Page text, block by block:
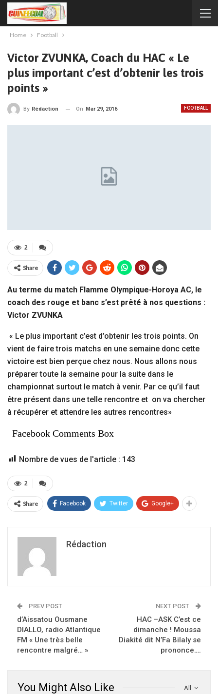
Home Football
Victor ZVUNKA, Coach du HAC « Le
plus important c’est d’obtenir les trois
points »
FOOTBALL
By Rédaction On Mar 29, 2016
2
Share
Au terme du match Flamme Olympique-Horoya AC, le
coach des rouge et banc s’est prêté à nos questions :
Victor ZVUNKA
« Le plus important c’est d’obtenir les trois points. On
vient de faire trois matchs en une semaine donc cette
victoire est bien perçue chez nous. Nous allons nous
préparer toute la semaine pour la suite dans le
championnat surtout le match à venir. Par ce qu’il faut
être présent dans une telle rencontre et on va chercher
à récupérer et attendre les autres rencontres»
Facebook Comments Box
Nombre de vues de l'article : 143
2
Share Facebook Twitter Google+
Rédaction
PREV POST
d’Aissatou Ousmane
DIALLO, radio Atlantique
FM « Une très belle
rencontre malgré… »
NEXT POST
HAC –ASK C’est ce
dimanche ! Moussa
Diakité dit N’Fa Bilaly se
prononce….
All
You Might Also Like